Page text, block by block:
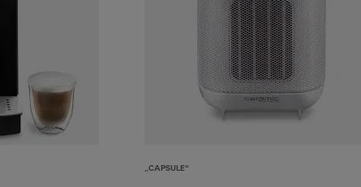
„CAPSULE“